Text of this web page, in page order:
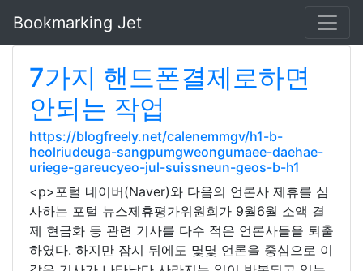
Bookmarking Jet
7가지 핸드폰결제로하면
안되는 작업
https://blogfreely.net/calenemmgv/h1-b-
heolriudeuga-sangpumgweongumaee-daehae-
uriege-gareucyeo-jul-suissneun-geos-b-h1
<p>포털 네이버(Naver)와 다음의 언론사 제휴를 심
사하는 포털 뉴스제휴평가위원회가 9월6월 소액 결
제 현금화 등 관련 기사를 다수 적은 언론사들을 퇴출
하였다. 하지만 잠시 뒤에도 몇몇 언론을 중심으로 이